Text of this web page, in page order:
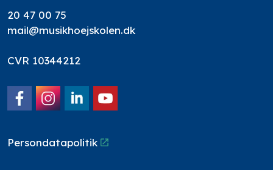
20 47 00 75
mail@musikhoejskolen.dk
CVR 10344212
Persondatapolitik